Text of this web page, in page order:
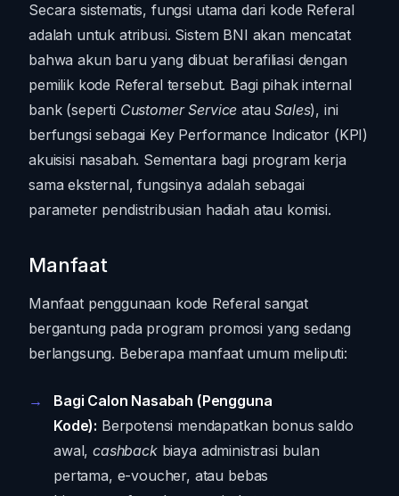
Secara sistematis, fungsi utama dari kode Referal
adalah untuk atribusi. Sistem BNI akan mencatat
bahwa akun baru yang dibuat berafiliasi dengan
pemilik kode Referal tersebut. Bagi pihak internal
bank (seperti Customer Service atauSales), ini
berfungsi sebagai Key Performance Indicator (KPI)
akuisisi nasabah. Sementara bagi program kerja
sama eksternal, fungsinya adalah sebagai
parameter pendistribusian hadiah atau komisi.
Manfaat
Manfaat penggunaan kode Referal sangat
bergantung pada program promosi yang sedang
berlangsung. Beberapa manfaat umum meliputi:
Bagi Calon Nasabah (Pengguna
Kode): Berpotensi mendapatkan bonus saldo
awal,cashbackbiaya administrasi bulan
pertama, e-voucher, atau bebas